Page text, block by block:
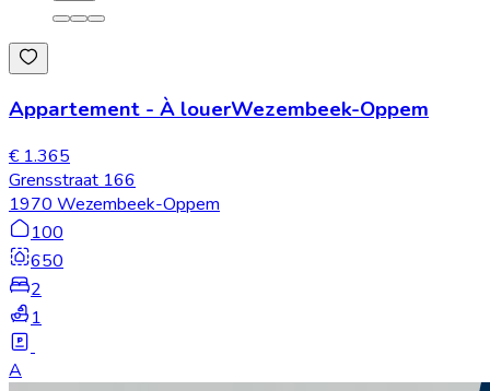
Appartement - À louerWezembeek-Oppem
€ 1.365
Grensstraat 166
1970 Wezembeek-Oppem
100
650
2
1
A